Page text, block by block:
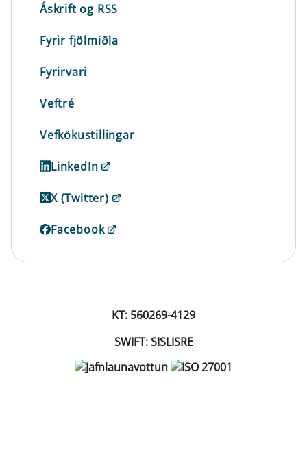
Áskrift og RSS
Fyrir fjölmiðla
Fyrirvari
Veftré
Vefkökustillingar
LinkedIn
X (Twitter)
Facebook
KT: 560269-4129
SWIFT: SISLISRE